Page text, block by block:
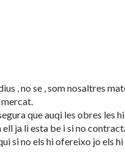
, no se , som nosaltres
que auqi les obres les
ell ja li esta be i si no
si no els hi ofereixo jo els